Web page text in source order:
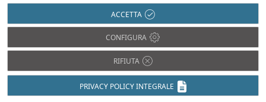
Impiantistica
Isolamento acustico
Sostenibilità e
Bioedilizia
ACCETTA
CONFIGURA
RIFIUTA
PRIVACY POLICY INTEGRALE